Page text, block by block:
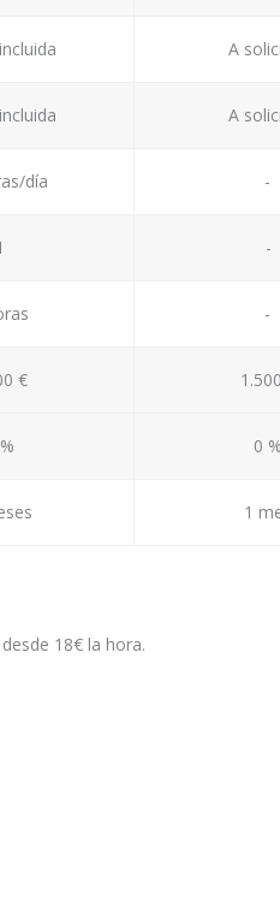
A
A
día -
-
-
€
0 %
1
desde 18€ la hora.